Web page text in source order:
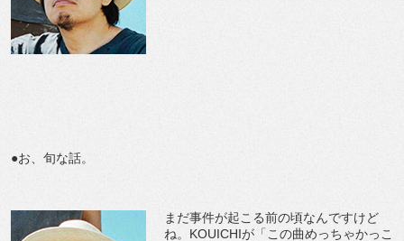
●お、旬な話。
まだ事件が起こる前の頃なんですけど
ね。KOUICHIが「この曲めっちゃかっこ